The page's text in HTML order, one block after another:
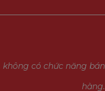
có chức năng bán
hàng.